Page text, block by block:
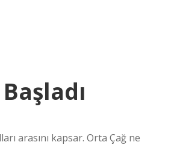
arasını kapsar. Orta Çağ ne